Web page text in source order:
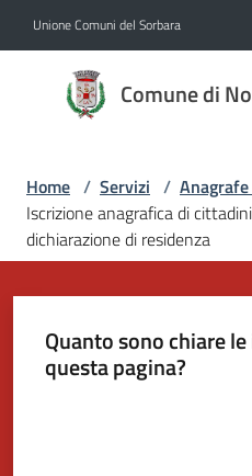
Unione Comuni del Sorbara
Comune di
Comune di
Nonantola
Amministrazione
Novità
Menu selezionato
Vivere
Home / Servizi /
Iscrizione anagrafica di
dichiarazione di residenza
Quanto sono chiare
questa pagina?